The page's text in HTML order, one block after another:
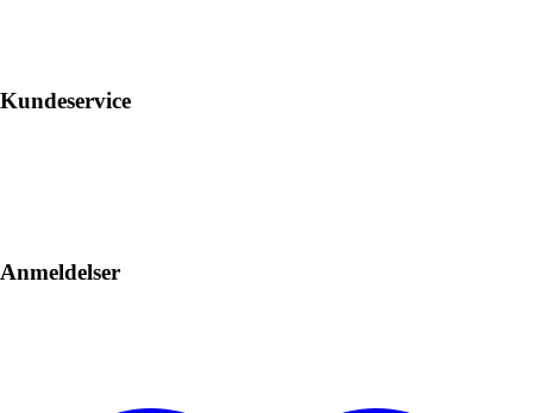
Kundeservice
Anmeldelser